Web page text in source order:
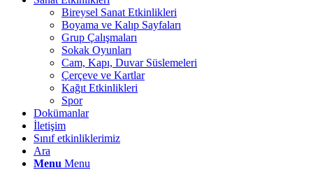
Bireysel Sanat Etkinlikleri
Boyama ve Kalıp Sayfaları
Grup Çalışmaları
Sokak Oyunları
Cam, Kapı, Duvar Süslemeleri
Çerçeve ve Kartlar
Kağıt Etkinlikleri
Spor
Dokümanlar
İletişim
Sınıf etkinliklerimiz
Ara
Menu Menu